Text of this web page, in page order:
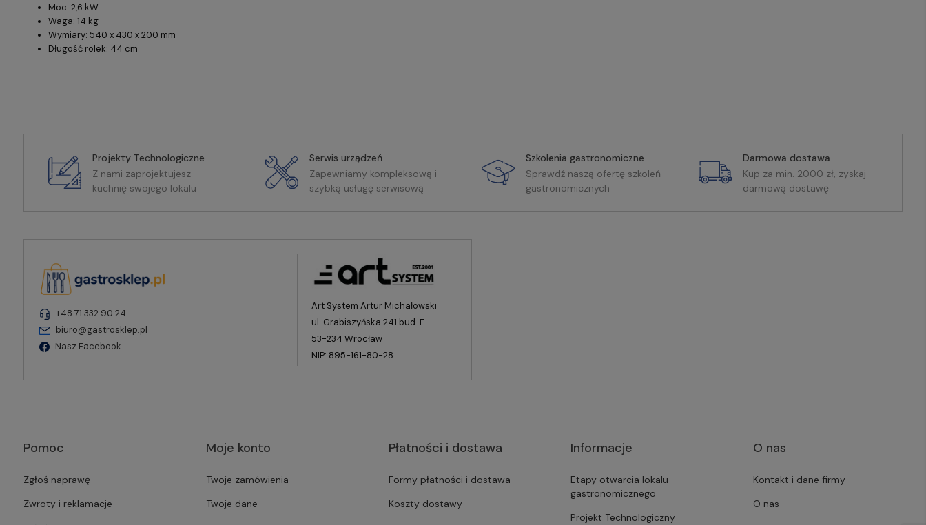
Moc: 2,6 kW
Waga: 14 kg
Wymiary: 540 x 430 x 200 mm
Długość rolek: 44 cm
Projekty Technologiczne
Z nami zaprojektujesz
kuchnię swojego lokalu
Serwis urządzeń
Zapewniamy kompleksową i
szybką usługę serwisową
Szkolenia gastronomiczne
Sprawdź naszą ofertę szkoleń
gastronomicznych
Darmowa dostawa
Kup za min. 2000 zł, zyskaj
darmową dostawę
+48 71 332 90 24
biuro@gastrosklep.pl
Nasz Facebook
Art System Artur Michałowski
ul. Grabiszyńska 241 bud. E
53-234 Wrocław
NIP: 895-161-80-28
Pomoc
Zgłoś naprawę
Zwroty i reklamacje
Moje konto
Twoje zamówienia
Twoje dane
Płatności i dostawa
Formy płatności i dostawa
Koszty dostawy
Informacje
Etapy otwarcia lokalu
gastronomicznego
Projekt Technologiczny
O nas
Kontakt i dane firmy
O nas